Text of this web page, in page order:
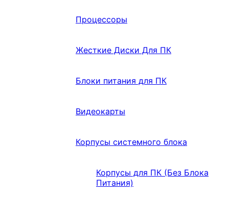
Процессоры
Жесткие Диски Для ПК
Блоки питания для ПК
Видеокарты
Корпусы системного блока
Корпусы для ПК (Без Блока
Питания)